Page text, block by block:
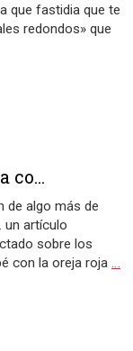
que fastidia que te
redondos» que
co...
de algo más de
un artículo
sobre los
con la oreja roja …